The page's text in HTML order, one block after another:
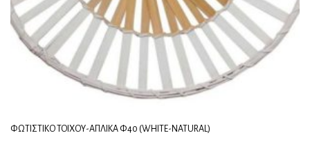
ΦΩΤΙΣΤΙΚΌ ΤΟΊΧΟΥ-ΑΠΛΊΚΑ Φ40 (WHITE-NATURAL)